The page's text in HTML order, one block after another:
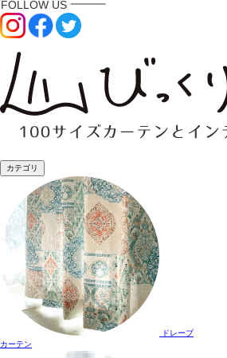
カテゴリ
ドレープ
カーテン